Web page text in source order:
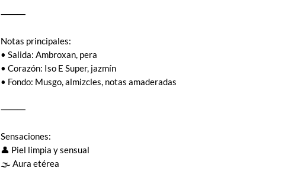
⸻
Notas principales:
• Salida: Ambroxan, pera
• Corazón: Iso E Super, jazmín
• Fondo: Musgo, almizcles, notas amaderadas
⸻
Sensaciones:
👤 Piel limpia y sensual
🌫️ Aura etérea